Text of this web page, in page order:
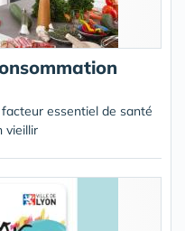
essentiel de santé
vieillir